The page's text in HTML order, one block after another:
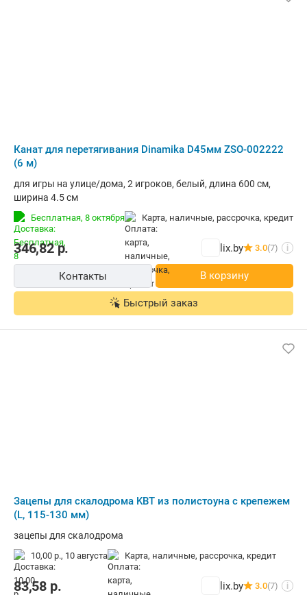
Канат для перетягивания Dinamika D45мм ZSO-002222
(6 м)
для игры на улице/дома, 2 игроков, белый, длина 600 см,
ширина 4.5 см
Бесплатная, 8 октября карта, наличные, рассрочка, кредит
346,82р. lix.by 3.0(7) i
Контакты В корзину
Быстрый заказ
Зацепы для скалодрома KBT из полистоуна с крепежем
(L, 115-130 мм)
зацепы для скалодрома
10,00 р., 10 августа карта, наличные, рассрочка, кредит
83,58 р. lix.by 3.0(7) i